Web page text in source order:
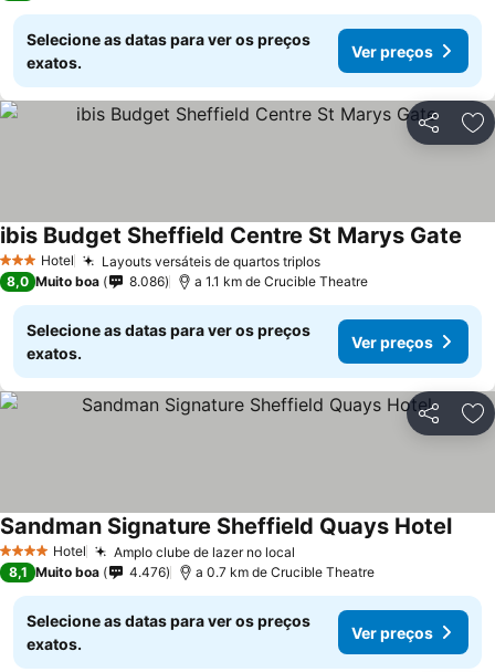
Selecione as datas para ver os preços
exatos.
Ver preços
Partilhar
3 EstrelasHotel Layouts versáteis de quartos triplosVer preços
ibis Budget Sheffield Centre St Marys Gate
8,0 Muito boa 8.086 a 1.1 km de Crucible Theatre
Selecione as datas para ver os preços
exatos.
Ver preços
Partilhar
4 EstrelasHotel Amplo clube de lazer no local
Sandman Signature Sheffield Quays HotelVer
8,1 Muito boa 4.476 a 0.7 km de Crucible Theatre
Selecione as datas para ver os preços
exatos.
Ver preços